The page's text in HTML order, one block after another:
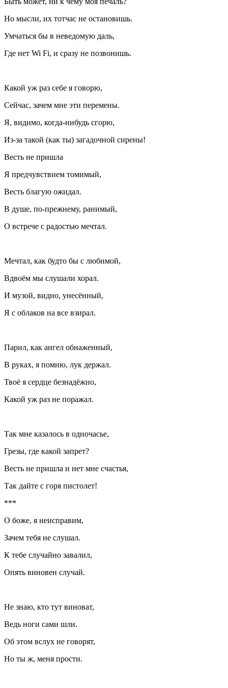
Но мысли, их тотчас не остановишь.
Умчаться бы в неведомую даль,
Где нет Wi Fi, и сразу не позвонишь.
Какой уж раз себе я говорю,
Сейчас, зачем мне эти перемены.
Я, видимо, когда-нибудь сгорю,
Из-за такой (как ты) загадочной сирены!
Весть не пришла
Я предчувствием томимый,
Весть благую ожидал.
В душе, по-прежнему, ранимый,
О встрече с радостью мечтал.
Мечтал, как будто бы с любимой,
Вдвоём мы слушали хорал.
И музой, видно, унесённый,
Я с облаков на все взирал.
Парил, как ангел обнаженный,
В руках, я помню, лук держал.
Твоё я сердце безнадёжно,
Какой уж раз не поражал.
Так мне казалось в одночасье,
Грезы, где какой запрет?
Весть не пришла и нет мне счастья,
Так дайте с горя пистолет!
***
О боже, я неисправим,
Зачем тебя не слушал.
К тебе случайно завалил,
Опять виновен случай.
Не знаю, кто тут виноват,
Ведь ноги сами шли.
Об этом вслух не говорят,
Но ты ж, меня прости.